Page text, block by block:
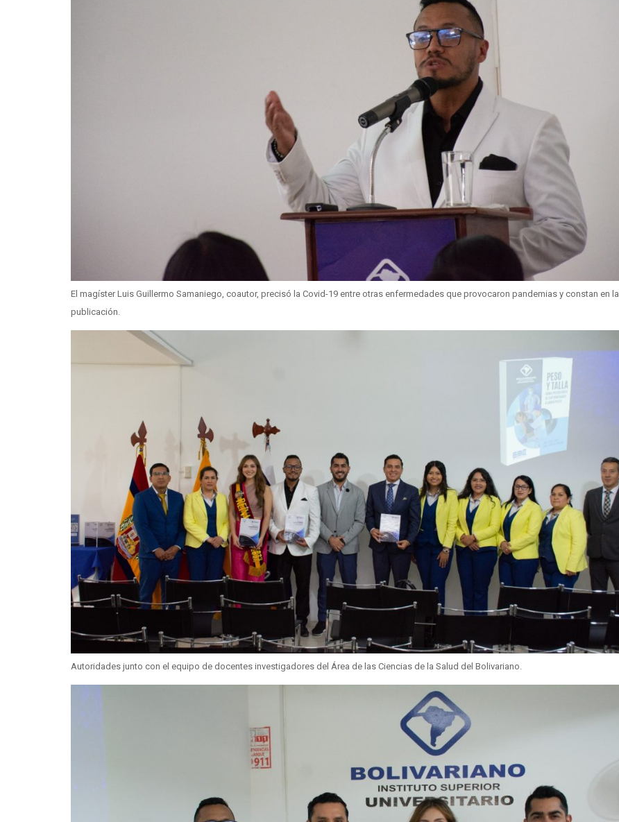
El magíster Luis Guillermo Samaniego, coautor, precisó la Covid-19 entre otras enfermedades que provocaron pandemias y constan en la
publicación.
Autoridades junto con el equipo de docentes investigadores del Área de las Ciencias de la Salud del Bolivariano.